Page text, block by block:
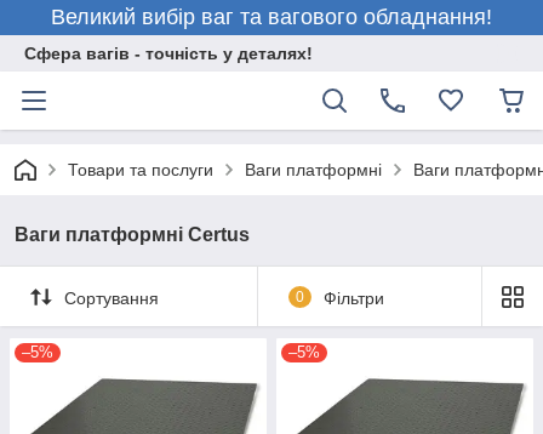
Великий вибір ваг та вагового обладнання!
Сфера вагів - точність у деталях!
Товари та послуги Ваги платформні Ваги
Ваги платформні Certus
Сортування 0 Фільтри
–5% –5%